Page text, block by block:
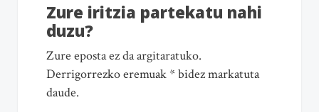
Zure iritzia partekatu nahi
duzu?
Zure eposta ez da argitaratuko.
Derrigorrezko eremuak * bidez markatuta
daude.